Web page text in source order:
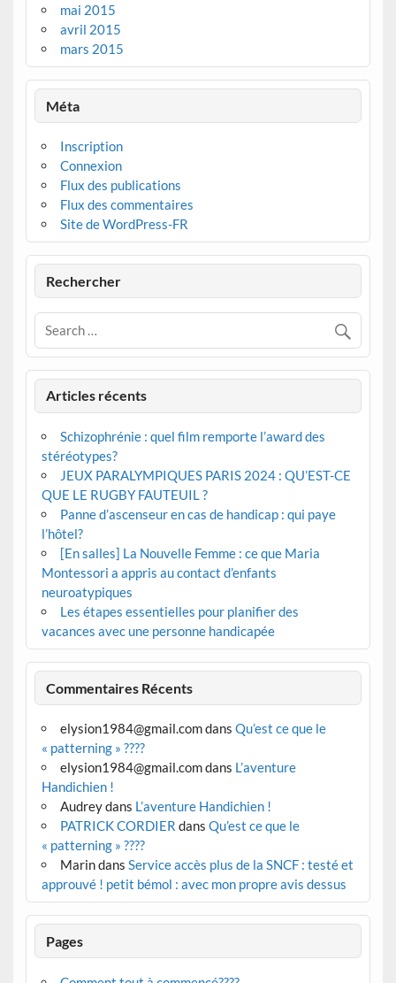
mai 2015
avril 2015
mars 2015
Méta
Inscription
Connexion
Flux des publications
Flux des commentaires
Site de WordPress-FR
Rechercher
Articles récents
Schizophrénie : quel film remporte l’award des
stéréotypes?
JEUX PARALYMPIQUES PARIS 2024 : QU’EST-CE
QUE LE RUGBY FAUTEUIL ?
Panne d’ascenseur en cas de handicap : qui paye
l’hôtel?
[En salles] La Nouvelle Femme : ce que Maria
Montessori a appris au contact d’enfants
neuroatypiques
Les étapes essentielles pour planifier des
vacances avec une personne handicapée
Commentaires Récents
elysion1984@gmail.comdans Qu’est ce que le
« patterning » ????
elysion1984@gmail.comdans L’aventure
Handichien !
Audreydans L’aventure Handichien !
PATRICK CORDIER dans Qu’est ce que le
« patterning » ????
Marindans Service accès plus de la SNCF : testé et
approuvé ! petit bémol : avec mon propre avis dessus
Pages